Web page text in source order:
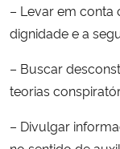
– Levar em conta
dignidade e a
– Buscar
teorias
– Divulgar